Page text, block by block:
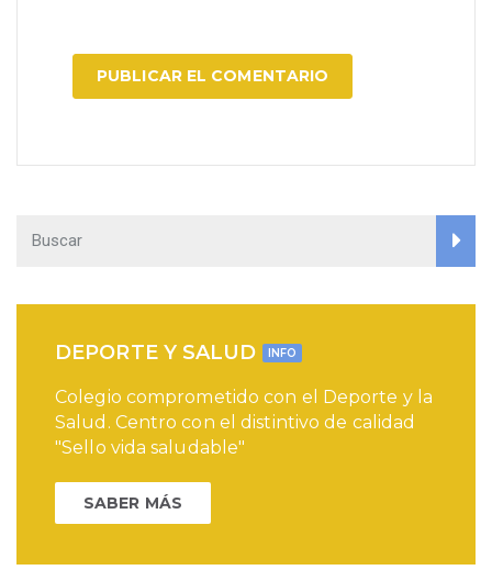
DEPORTE Y SALUD INFO
Colegio comprometido con el Deporte y la
Salud. Centro con el distintivo de calidad
"Sello vida saludable"
SABER MÁS